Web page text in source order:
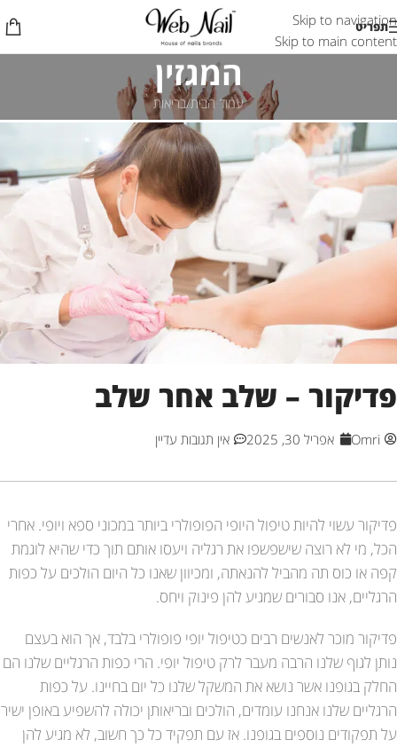
Skip to navigation
Skip to main content
תפריט
המגזין
עמוד הבית בריאות
פדיקור – שלב אחר שלב
Omri אפריל 30, 2025 אין תגובות עדיין
פדיקור עשוי להיות טיפול היופי הפופולרי ביותר במכוני ספא ויופי. אחרי
הכל, מי לא רוצה שישפשפו את רגליה ויעסו אותם תוך כדי שהיא לוגמת
קפה או כוס תה מהביל להנאתה, ומכיוון שאנו כל היום הולכים על כפות
הרגליים, אנו סבורים שמגיע להן פינוק ויחס.
פדיקור מוכר לאנשים רבים כטיפול יופי פופולרי בלבד, אך הוא בעצם
נותן לגוף שלנו הרבה מעבר לרק טיפול יופי. הרי כפות הרגליים שלנו הם
החלק בגופנו אשר נושא את המשקל שלנו כל יום בחיינו. על כפות
הרגליים שלנו אנחנו עומדים, הולכים ובריאותן יכולה להשפיע באופן ישיר
על תפקודים נוספים בגופנו. אז עם תפקיד כל כך חשוב, לא מגיע להן